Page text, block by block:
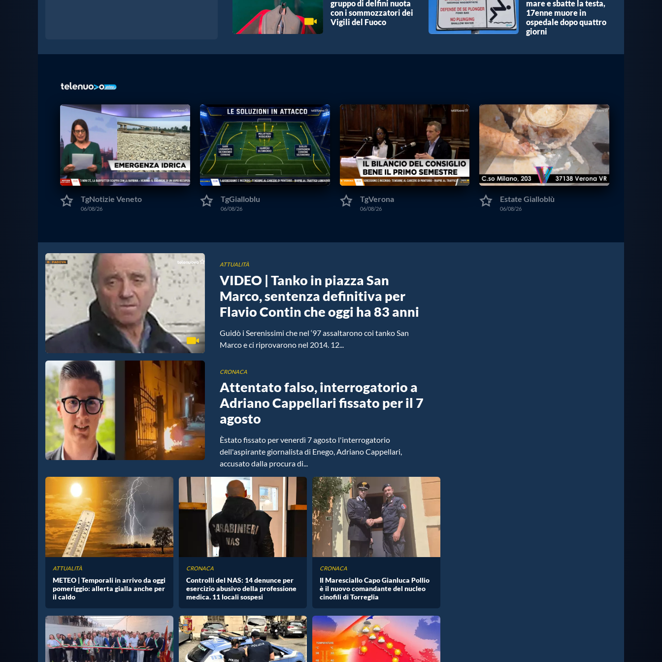
gruppo di delfini nuota
con i sommozzatori dei
Vigili del Fuoco
mare e sbatte la testa,
17enne muore in
ospedale dopo quattro
giorni
TgNotizie Veneto
06/08/26
TgGialloblu
06/08/26
TgVerona
06/08/26
Estate Gialloblù
06/08/26
ATTUALITÀ
VIDEO | Tanko in piazza San
Marco, sentenza definitiva per
Flavio Contin che oggi ha 83 anni
Guidò i Serenissimi che nel ‘97 assaltarono coi tanko San
Marco e ci riprovarono nel 2014. 12...
CRONACA
Attentato falso, interrogatorio a
Adriano Cappellari fissato per il 7
agosto
Èstato fissato per venerdì 7 agosto l'interrogatorio
dell'aspirante giornalista di Enego, Adriano Cappellari,
accusato dalla procura di...
ATTUALITÀ
METEO | Temporali in arrivo da oggi
pomeriggio: allerta gialla anche per
il caldo
CRONACA
Controlli del NAS: 14 denunce per
esercizio abusivo della professione
medica. 11 locali sospesi
CRONACA
Il Maresciallo Capo Gianluca Pollio
è il nuovo comandante del nucleo
cinofili di Torreglia